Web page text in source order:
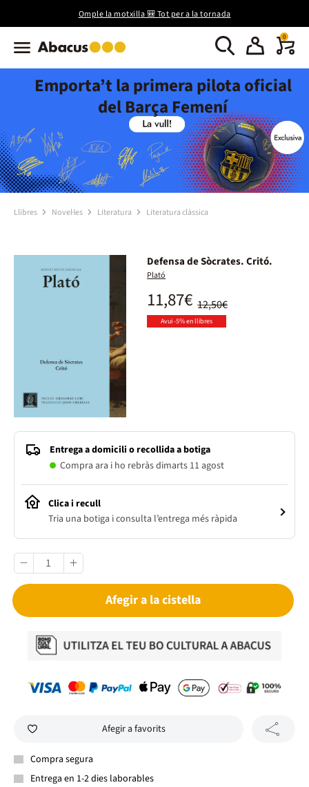
Omple la motxilla 🎒 Tot per a la tornada
0
Emporta’t la primera pilota oficial
del Barça Femení
Llibres Novel·les Literatura Literatura clàssica
Defensa de Sòcrates. Critó.
Plató
12,50€
11,87€
Avui -5% en llibres
Entrega a domicili o recollida a botiga
Compra ara i ho rebràs dimarts 11 agost
Clica i recull
Tria una botiga i consulta l’entrega més ràpida
Afegir a la cistella
Afegir a favorits
Compra segura
Entrega en 1-2 dies laborables